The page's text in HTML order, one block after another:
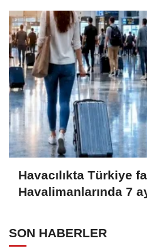
Havacılıkta Türkiye
Havalimanlarında 7
SON HABERLER